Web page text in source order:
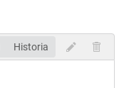
Historia